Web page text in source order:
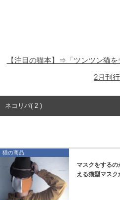
【注目の猫本】⇒「ツンツン猫
2月刊行
ネコリパ( 2 )
猫の商品
マスクをする
える猫型マス
猫の社会問題